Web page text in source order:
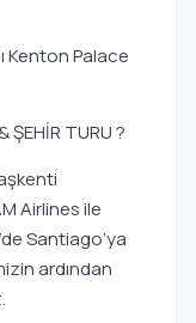
Kenton Palace
ŞEHİR TURU ?️
Airlines ile
Santiago’ya
ardından